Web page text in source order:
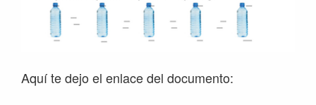
Aquí te dejo el enlace del documento: